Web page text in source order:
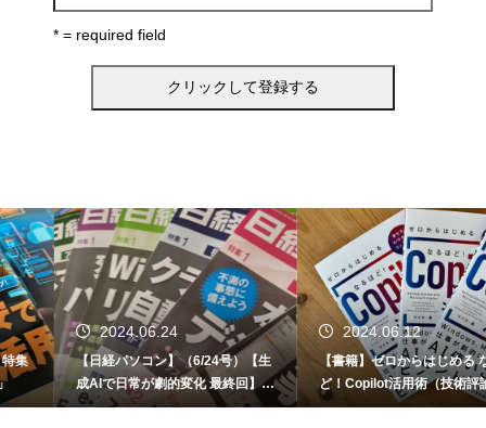
* = required field
2024.06.24
【日経パソコン】（6/24号）【生
成AIで日常が劇的変化 最終回】 A
I時代のアプリケーション／サービ
2024.06.12
【書籍】ゼロからはじめる なるほ
ど！Copilot活用術（技術評論社）